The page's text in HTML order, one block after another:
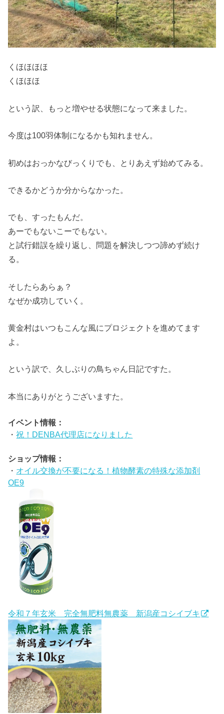
くほほほほ
くほほほ
という訳、もっと増やせる状態になって来ました。
今度は100羽体制になるかも知れません。
初めはおっかなびっくりでも、とりあえず始めてみる。
できるかどうか分からなかった。
でも、すったもんだ。
あーでもないこーでもない。
と試行錯誤を繰り返し、問題を解決しつつ諦めず続け
る。
そしたらあらぁ？
なぜか成功していく。
黄金村はいつもこんな風にプロジェクトを進めてます
よ。
という訳で、久しぶりの鳥ちゃん日記ですた。
本当にありがとうございますた。
イベント情報：
・祝！DENBA代理店になりました
ショップ情報：
・ オイル交換が不要になる！植物酵素の特殊な添加剤
OE9
令和７年玄米 完全無肥料無農薬 新潟産コシイブキ